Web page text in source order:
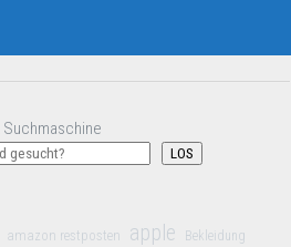
LOS
amazon restposten apple Bekleidung